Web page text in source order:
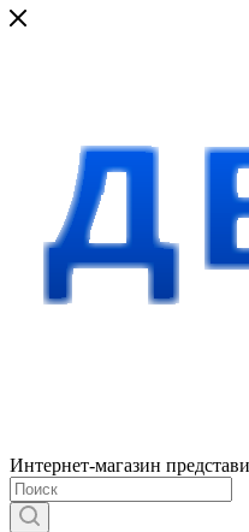
Интернет-магазин